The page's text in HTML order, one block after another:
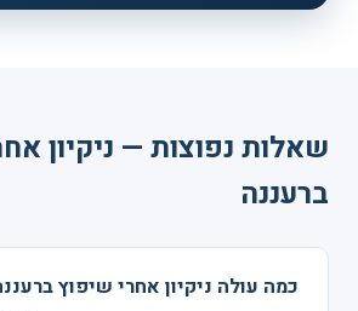
שאלות נפוצות — ניקיון
ברעננה
כמה עולה ניקיון אחרי שיפוץ